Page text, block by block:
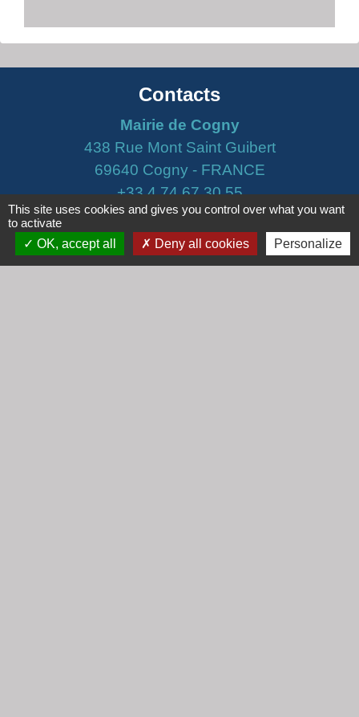
Contacts
Mairie de Cogny
438 Rue Mont Saint Guibert
69640 Cogny - FRANCE
+33 4 74 67 30 55
Contact par formulaire
Horaires
This site uses cookies and gives you control over what you want
to activate
OK, accept all
Deny all cookies Personalize